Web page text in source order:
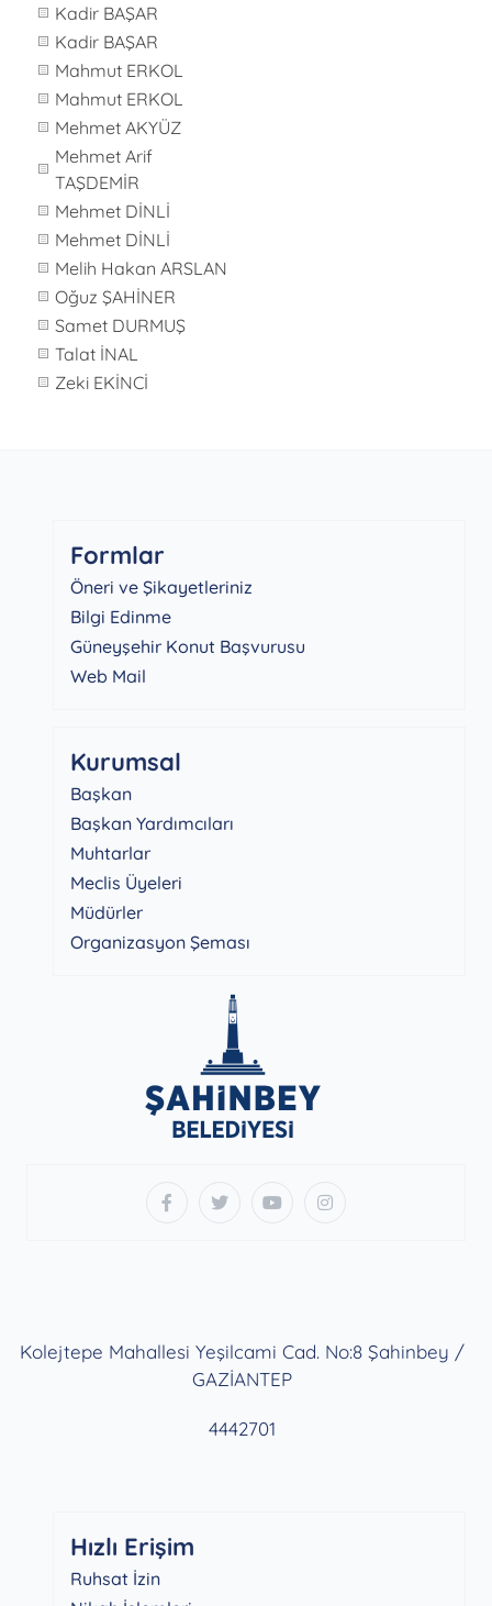
Kadir BAŞAR
Kadir BAŞAR
Mahmut ERKOL
Mahmut ERKOL
Mehmet AKYÜZ
Mehmet Arif
TAŞDEMİR
Mehmet DİNLİ
Mehmet DİNLİ
Melih Hakan ARSLAN
Oğuz ŞAHİNER
Samet DURMUŞ
Talat İNAL
Zeki EKİNCİ
Formlar
Öneri ve Şikayetleriniz
Bilgi Edinme
Güneyşehir Konut Başvurusu
Web Mail
Kurumsal
Başkan
Başkan Yardımcıları
Muhtarlar
Meclis Üyeleri
Müdürler
Organizasyon Şeması
Kolejtepe Mahallesi Yeşilcami Cad. No:8 Şahinbey /
GAZİANTEP
4442701
Hızlı Erişim
Ruhsat İzin